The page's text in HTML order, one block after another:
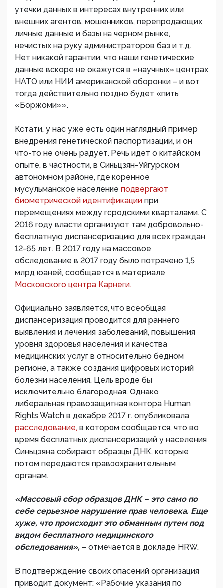
утечки данных в интересах внутренних или
внешних агентов, мошенников, перепродающих
личные данные и базы на черном рынке,
нечистых на руку администраторов баз и т.д.
Нет никакой гарантии, что наши генетические
данные вскоре не окажутся в «научных» центрах
НАТО или НИИ американской оборонки – и вот
тогда действительно поздно будет «пить
«Боржоми»».
Кстати, у нас уже есть один наглядный пример
внедрения генетической паспортизации, и он
что-то не очень радует. Речь идет о китайском
опыте, в частности, в Синьцзян-Уйгурском
автономном районе, где коренное
мусульманское население подвергают
биометрической идентификации при
перемещениях между городскими кварталами. С
2016 году власти организуют там добровольно-
бесплатную диспансеризацию для всех граждан
12-65 лет. В 2017 году на массовое
обследование в 2017 году было потрачено 1,5
млрд юаней, сообщается в материале
Московского центра Карнеги.
Официально заявляется, что всеобщая
диспансеризация проводится для раннего
выявления и лечения заболеваний, повышения
уровня здоровья населения и качества
медицинских услуг в относительно бедном
регионе, а также создания цифровых историй
болезни населения. Цель вроде бы
исключительно благородная. Однако
либеральная правозащитная контора Human
Rights Watch в декабре 2017 г. опубликовала
расследование, в котором сообщается, что во
время бесплатных диспансеризаций у населения
Синьцзяна собирают образцы ДНК, которые
потом передаются правоохранительным
органам.
«Массовый сбор образцов ДНК – это само по
себе серьезное нарушение прав человека. Еще
хуже, что происходит это обманным путем под
видом бесплатного медицинского
обследования», – отмечается в докладе HRW.
В подтверждение своих опасений организация
приводит документ: «Рабочие указания по